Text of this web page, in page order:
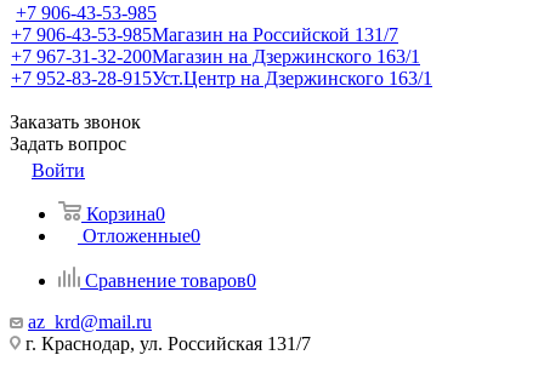
+7 906-43-53-985
+7 906-43-53-985Магазин на Российской 131/7
+7 967-31-32-200Магазин на Дзержинского 163/1
+7 952-83-28-915Уст.Центр на Дзержинского 163/1
Заказать звонок
Задать вопрос
Войти
Корзина0
Отложенные0
Сравнение товаров0
az_krd@mail.ru
г. Краснодар, ул. Российская 131/7